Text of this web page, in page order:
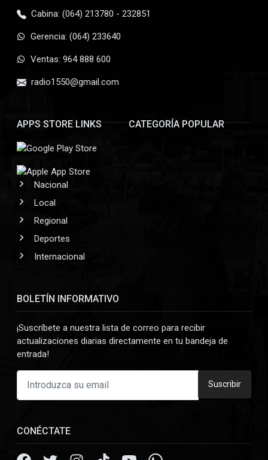
Cabina: (064) 213780 - 232851
Gerencia: (064) 233640
Ventas: 964 888 600
radio1550@gmail.com
APPS STORE LINKS CATEGORÍA POPULAR
Nacional
Local
Regional
Deportes
Internacional
BOLETÍN INFORMATIVO
¡Suscríbete a nuestra lista de correo para recibir
actualizaciones diarias directamente en tu bandeja de
entrada!
Suscribir
CONÉCTATE